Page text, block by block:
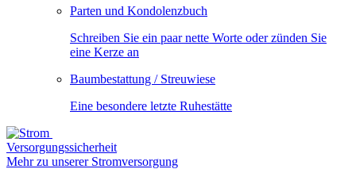
Parten und Kondolenzbuch
Schreiben Sie ein paar nette Worte oder zünden Sie
eine Kerze an
Baumbestattung / Streuwiese
Eine besondere letzte Ruhestätte
Versorgungssicherheit
Mehr zu unserer Stromversorgung